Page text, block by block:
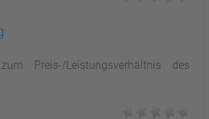
Preis-/Leistungsverhältnis des